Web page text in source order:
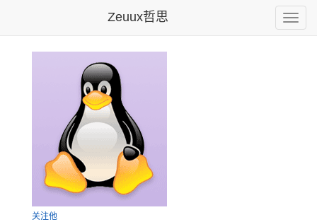
Toggle
Zeuux哲思
关注他